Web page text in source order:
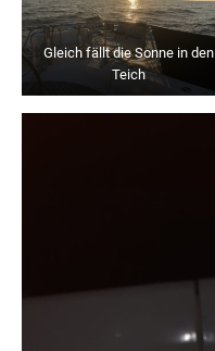
Gleich fällt die Sonne in den
Teich